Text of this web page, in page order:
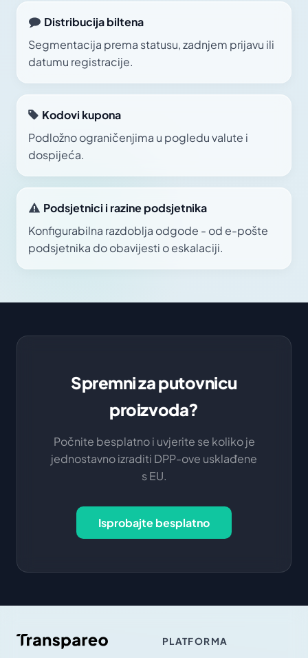
Distribucija biltena
Segmentacija prema statusu, zadnjem prijavu ili
datumu registracije.
Kodovi kupona
Podložno ograničenjima u pogledu valute i
dospijeća.
Podsjetnici i razine podsjetnika
Konfigurabilna razdoblja odgode - od e-pošte
podsjetnika do obavijesti o eskalaciji.
Spremni za putovnicu
proizvoda?
Počnite besplatno i uvjerite se koliko je
jednostavno izraditi DPP-ove usklađene
s EU.
Isprobajte besplatno
PLATFORMA